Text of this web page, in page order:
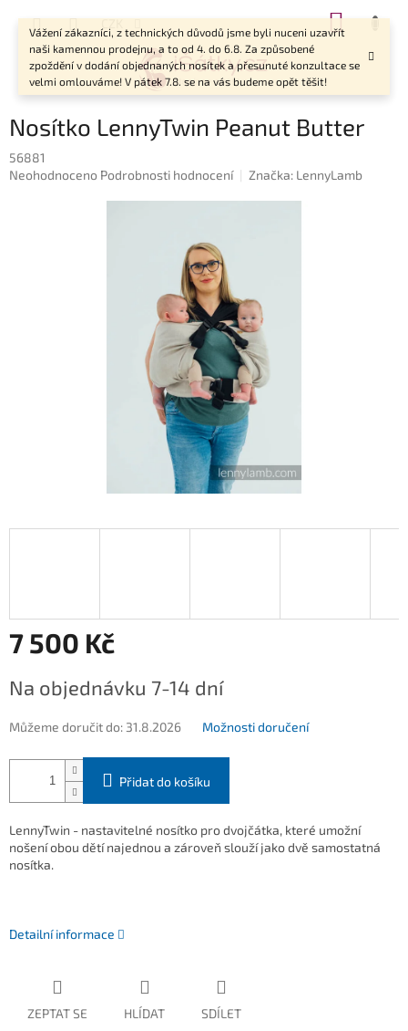
Vážení zákazníci, z technických důvodů jsme byli nuceni uzavřít
naši kamennou prodejnu, a to od 4. do 6.8. Za způsobené
zpoždění v dodání objednaných nosítek a přesunuté konzultace se
velmi omlouváme! V pátek 7.8. se na vás budeme opět těšit!
CZK
Nosítko LennyTwin Peanut Butter
56881
Průměrné
Neohodnoceno Podrobnosti hodnocení Značka: LennyLamb
7 500 Kč
cena:
Na objednávku 7-14 dní
Můžeme doručit do: 31.8.2026 Možnosti doručení
Přidat do košíku
LennyTwin - nastavitelné nosítko pro dvojčátka, které umožní
nošení obou dětí najednou a zároveň slouží jako dvě samostatná
nosítka.
Detailní informace
ZEPTAT SE HLÍDAT SDÍLET